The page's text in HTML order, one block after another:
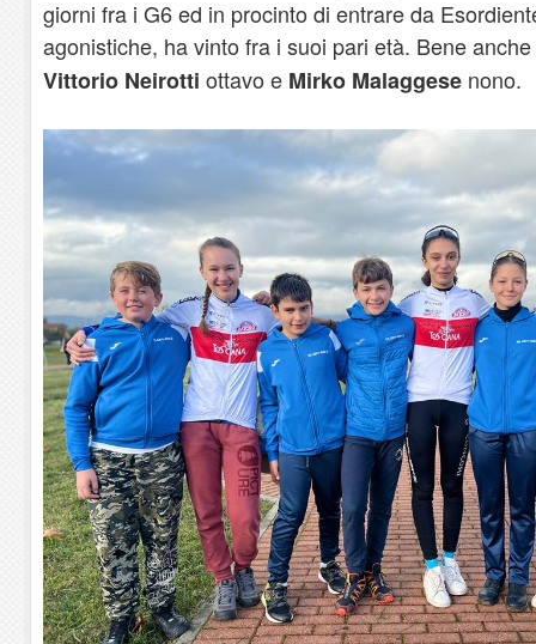
giorni fra i G6 ed in procinto di entrare da
agonistiche, ha vinto fra i suoi pari età. Bene anche
Vittorio Neirotti ottavo e Mirko Malaggese nono.